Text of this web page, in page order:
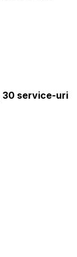
30 service-uri